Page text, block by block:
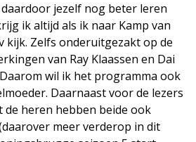
jezelf nog beter leren
ik altijd als ik naar Kamp van
kijk. Zelfs onderuitgezakt op de
van Ray Klaassen en Dai
wil ik het programma ook
Daarnaast voor de lezers
de heren hebben beide ook
meer verderop in dit